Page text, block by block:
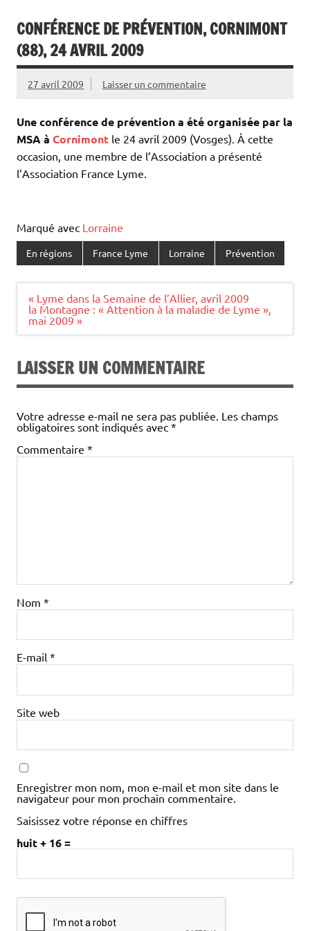
CONFÉRENCE DE PRÉVENTION, CORNIMONT
(88), 24 AVRIL 2009
27 avril 2009 Laisser un commentaire
Une conférence de prévention a été organisée par la
MSA à Cornimont le 24 avril 2009 (Vosges). À cette
occasion, une membre de l’Association a présenté
l’Association France Lyme.
Marqué avec Lorraine
En régions France Lyme Lorraine Prévention
Navigation
de
l’article
« Lyme dans la Semaine de l’Allier, avril 2009
la Montagne : « Attention à la maladie de Lyme »,
mai 2009 »
LAISSER UN COMMENTAIRE
Votre adresse e-mail ne sera pas publiée. Les champs
obligatoires sont indiqués avec *
Commentaire *
Nom *
E-mail *
Site web
Enregistrer mon nom, mon e-mail et mon site dans le
navigateur pour mon prochain commentaire.
Saisissez votre réponse en chiffres
huit + 16 =